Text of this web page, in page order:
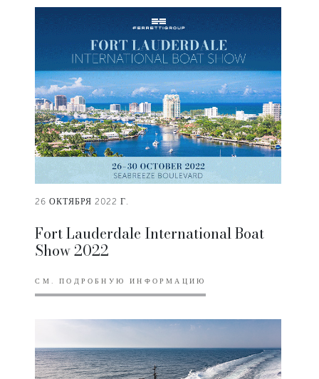
26 ОКТЯБРЯ 2022 Г.
Fort Lauderdale International Boat
Show 2022
СМ. ПОДРОБНУЮ ИНФОРМАЦИЮ